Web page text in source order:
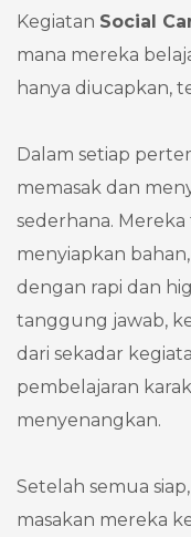
Kegiatan Social
mana mereka
hanya diucapkan,
Dalam setiap
memasak dan
sederhana.
menyiapkan
dengan rapi dan
tanggung jawab,
dari sekadar
pembelajaran
menyenangkan.
Setelah semua
masakan mereka